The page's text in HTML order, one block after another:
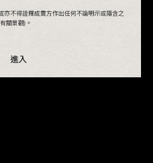
亦不得詮釋成賣方作出任何不論明示或隱含之
關景觀)。
進入